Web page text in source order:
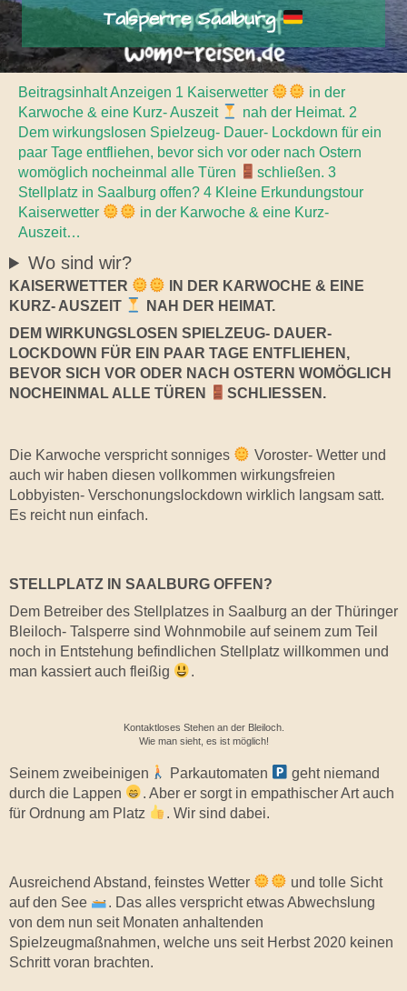
Talsperre Saalburg
Beitragsinhalt Anzeigen 1 Kaiserwetter
in der
Karwoche & eine Kurz- Auszeit
nah der Heimat. 2
Dem wirkungslosen Spielzeug- Dauer- Lockdown für ein
paar Tage entfliehen, bevor sich vor oder nach Ostern
womöglich nocheinmal alle Türen
schließen. 3
Stellplatz in Saalburg offen? 4 Kleine Erkundungstour
Kaiserwetter
in der Karwoche & eine Kurz-
Auszeit…
Wo sind wir?
KAISERWETTER
IN DER KARWOCHE & EINE
KURZ- AUSZEIT
NAH DER HEIMAT.
DEM WIRKUNGSLOSEN SPIELZEUG- DAUER-
LOCKDOWN FÜR EIN PAAR TAGE ENTFLIEHEN,
BEVOR SICH VOR ODER NACH OSTERN WOMÖGLICH
NOCHEINMAL ALLE TÜREN
SCHLIESSEN.
Die Karwoche verspricht sonniges
Voroster- Wetter und
auch wir haben diesen vollkommen wirkungsfreien
Lobbyisten- Verschonungslockdown wirklich langsam satt.
Es reicht nun einfach.
STELLPLATZ IN SAALBURG OFFEN?
Dem Betreiber des Stellplatzes in Saalburg an der Thüringer
Bleiloch- Talsperre sind Wohnmobile auf seinem zum Teil
noch in Entstehung befindlichen Stellplatz willkommen und
man kassiert auch fleißig
.
Kontaktloses Stehen an der Bleiloch.
Wie man sieht, es ist möglich!
Seinem zweibeinigen Parkautomaten
geht niemand
durch die Lappen
. Aber er sorgt in empathischer Art auch
für Ordnung am Platz
. Wir sind dabei.
Ausreichend Abstand, feinstes Wetter
und tolle Sicht
auf den See
. Das alles verspricht etwas Abwechslung
von dem nun seit Monaten anhaltenden
Spielzeugmaßnahmen, welche uns seit Herbst 2020 keinen
Schritt voran brachten.